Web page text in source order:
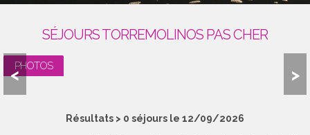
SÉJOURS TORREMOLINOS PAS CHER
PHOTOS
< >
Résultats > 0 séjours le 12/09/2026